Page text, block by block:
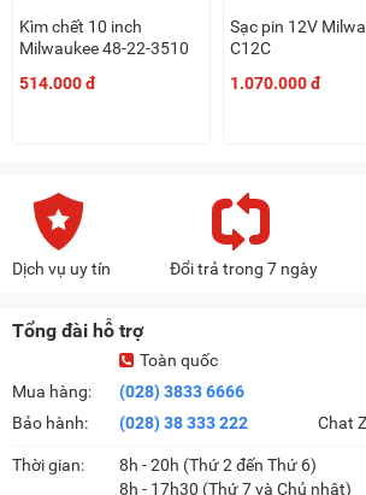
Kìm chết 10 inch
Milwaukee 48-22-3510
514.000 đ
Sạc pin 12V
C12C
1.070.000 đ
Dịch vụ uy tín Đổi trả trong 7 ngày
Tổng đài hỗ trợ
Mua hàng:
Bảo hành:
Toàn quốc
(028) 3833 6666
(028) 38 333 222
Chat
Thời gian:
8h - 20h (Thứ 2 đến Thứ 6)
8h - 17h30 (Thứ 7 và Chủ nhật)